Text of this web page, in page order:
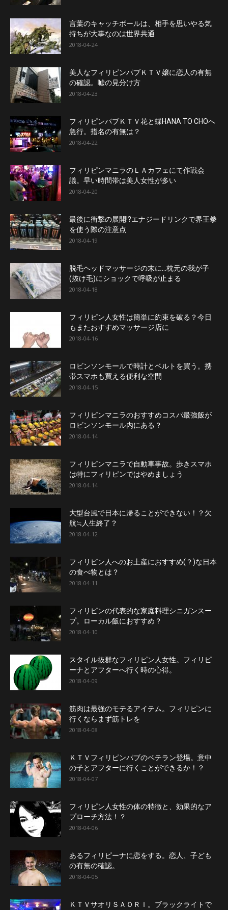
言葉のキャッチボールは、相手を思いやる気
持ちが大事なのは世界共通
2018-04-24
美人なフィリピンパブＫＴＶ嬢に恋人の有無
の確認。嘘の見分け方
2018-04-23
フィリピンパブＫＴＶ花と蝶HANA TO CHOへ
急行。指名の有無は？
2018-04-22
フィリピンマニラのＬＡカフェにて作戦会
議。早い時間帯は美人女性が多い
2018-04-20
最後に衝撃の展開!?エナジードリンクで界王拳
を使う際の注意点
2018-04-19
脱毛ヘッドマッサージの末に…枕元の我が子
(抜け毛)にショックで呼吸が止まる
2018-04-18
フィリピン人女性は簡単に約束を破る？今日
もまたおすすめマッサージ店に
2018-04-16
ロビンソンモールで時計とベルトを買う。携
帯スマホも買える便利な空間
2018-04-15
フィリピンマニラのおすすめコスパ最強飯が
ロビンソンモール内にある？
2018-04-14
フィリピンマニラで自動車事故。歩きスマホ
は特にフィリピンではやめましょう
2018-04-14
大型台風で日本に帰ることができない！？欠
航≒人生終了？
2018-04-12
フィリピン人へのお土産におすすめ(？)な日本
の食べ物とは？
2018-04-11
フィリピンの代表的な家庭料理シニガンスー
プ。ローカル飯におすすめ？
2018-04-10
スタイル抜群なフィリピン人女性。フィリピ
ーナとアフターへ行く時の心得。
2018-04-09
筋肉は最強のモテるアイテム。フィリピンに
行くならまず筋トレを
2018-04-08
ＫＴＶフィリピンパブのベテラン登場。意中
の子とアフターに行くことができるか！？
2018-04-07
フィリピン人女性の体の特徴と、効果的なア
プローチ方法！？
2018-04-06
あるフィリピーナに恋をする。恋人、子ども
の有無の確認。
2018-04-05
ＫＴＶサオリＳＡＯＲＩ。ブラックライトで